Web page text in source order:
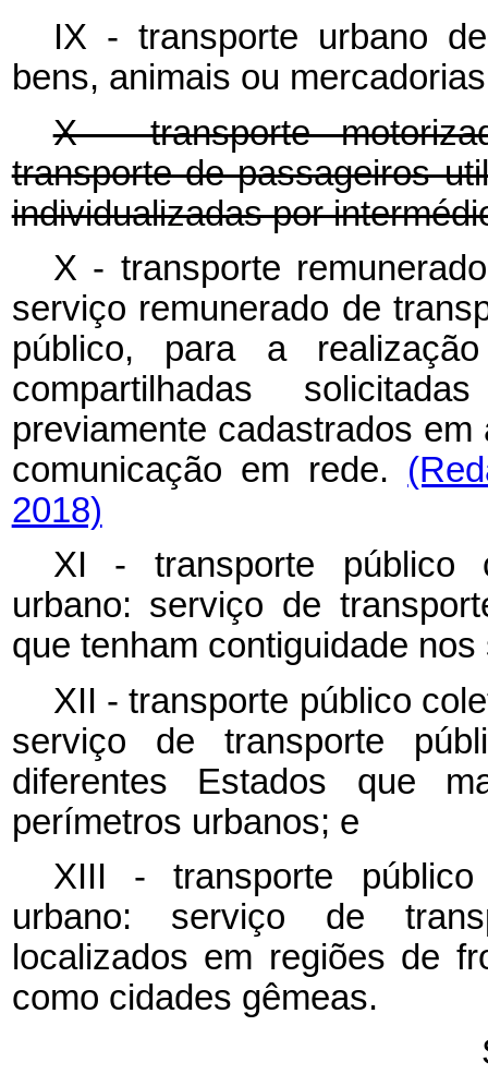
IX - transporte urbano
bens, animais ou
X - transporte
transporte de passageiros
individualizadas por
X - transporte
serviço remunerado de
público, para a
compartilhadas
previamente cadastrados
comunicação em rede.
2018)
XI - transporte público
urbano: serviço de
que tenham contiguidade
XII - transporte público
serviço de transporte
diferentes Estados que
perímetros urbanos; e
XIII - transporte
urbano: serviço de
localizados em regiões de
como cidades gêmeas.